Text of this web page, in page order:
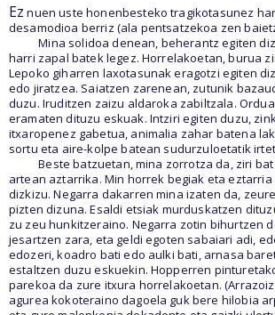
Ez nuen uste honenbesteko tragikotasunez
desamodioa berriz (ala pentsatzekoa zen
Mina solidoa denean, beherantz egiten
harri zapal batek legez. Horrelakoetan, burua
Lepoko giharren laxotasunak eragotzi egiten
edo jiratzea. Saiatzen zarenean, zutunik
duzu. Iruditzen zaizu aldaroka zabiltzala.
eramaten dituzu eskuak. Intziri egiten duzu,
itxaropenez gabetua, animalia zahar batena
sortu eta aire-kolpe batean sudurzuloetatik
Beste batzuetan, mina zorrotza da, ziri
artean aztarrika. Min horrek begiak eta
dizkizu. Negarra dakarren mina izaten da,
pizten dizuna. Esaldi etsiak murduskatzen
zu zeu hunkitzeraino. Negarra zotin bihurtzen
jesartzen zara, eta geldi egoten sabaiari adi,
edozeri, koadro bati edo aulki bati, arnasa
estaltzen duzu eskuekin. Hopperren
parekoa da zure itxura horrelakoetan.
agurea kokoteraino dagoela guk bere hilobia